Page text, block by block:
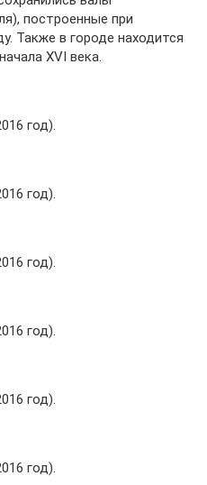
построенные при
Также в городе находится
XVI века.
год).
год).
год).
год).
год).
год).